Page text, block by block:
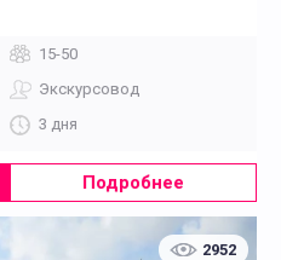
15-50
Экскурсовод
3 дня
Подробнее
2952